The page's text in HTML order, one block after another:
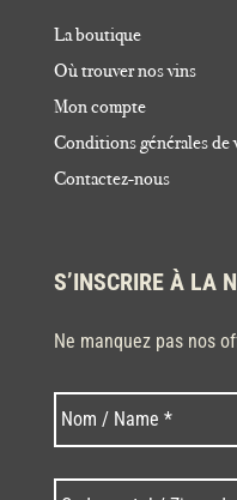
La boutique
Où trouver nos vins
Mon compte
Conditions générales de
Contactez-nous
S’INSCRIRE À LA
Ne manquez pas nos
Nom *